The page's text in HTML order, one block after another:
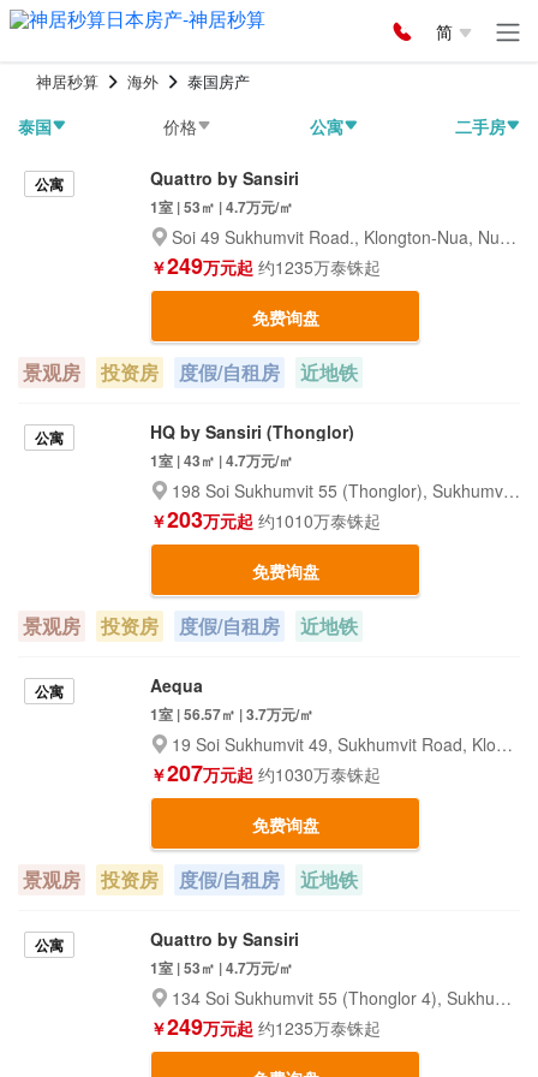
简
神居秒算 海外 泰国房产
泰国 价格 公寓 二手房
公寓 Quattro by Sansiri
1室 | 53㎡ | 4.7万元/㎡
Soi 49 Sukhumvit Road., Klongton-Nua, Nua, Wattana, Bangkok 10110
￥249万元起 约1235万泰铢起
免费询盘
景观房 投资房 度假/自租房 近地铁
公寓 HQ by Sansiri (Thonglor)
1室 | 43㎡ | 4.7万元/㎡
198 Soi Sukhumvit 55 (Thonglor), Sukhumvit Road., Klongton-Nua, Wattana, Bangkok 10110
￥203万元起 约1010万泰铢起
免费询盘
景观房 投资房 度假/自租房 近地铁
公寓 Aequa
1室 | 56.57㎡ | 3.7万元/㎡
19 Soi Sukhumvit 49, Sukhumvit Road, Klongton-Nua, Wattana, Bangkok 10110
￥207万元起 约1030万泰铢起
免费询盘
景观房 投资房 度假/自租房 近地铁
公寓 Quattro by Sansiri
1室 | 53㎡ | 4.7万元/㎡
134 Soi Sukhumvit 55 (Thonglor 4), Sukhumvit Road, Klongton-Nua, Wattana, Bangkok 10110
￥249万元起 约1235万泰铢起